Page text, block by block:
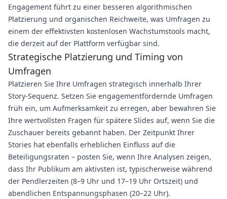
Engagement führt zu einer besseren algorithmischen
Platzierung und organischen Reichweite, was Umfragen zu
einem der effektivsten kostenlosen Wachstumstools macht,
die derzeit auf der Plattform verfügbar sind.
Strategische Platzierung und Timing von
Umfragen
Platzieren Sie Ihre Umfragen strategisch innerhalb Ihrer
Story-Sequenz. Setzen Sie engagementfördernde Umfragen
früh ein, um Aufmerksamkeit zu erregen, aber bewahren Sie
Ihre wertvollsten Fragen für spätere Slides auf, wenn Sie die
Zuschauer bereits gebannt haben. Der Zeitpunkt Ihrer
Stories hat ebenfalls erheblichen Einfluss auf die
Beteiligungsraten – posten Sie, wenn Ihre Analysen zeigen,
dass Ihr Publikum am aktivsten ist, typischerweise während
der Pendlerzeiten (8–9 Uhr und 17–19 Uhr Ortszeit) und
abendlichen Entspannungsphasen (20–22 Uhr).